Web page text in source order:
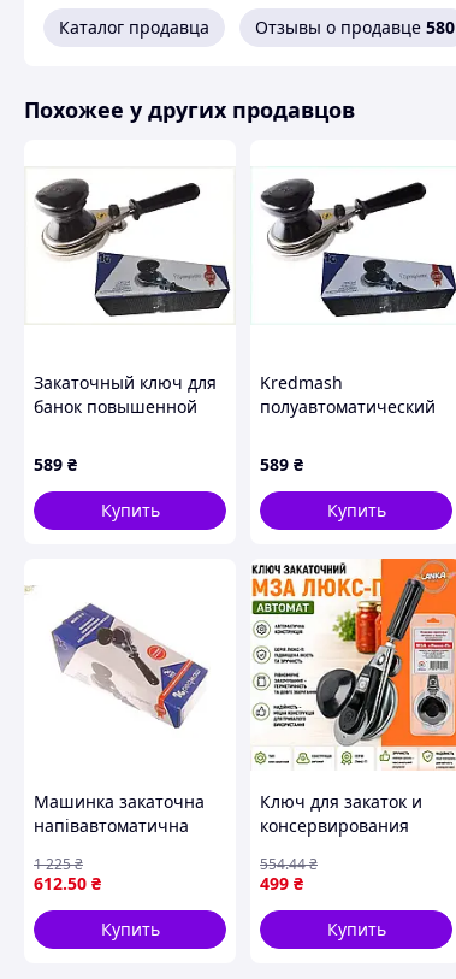
Каталог продавца Отзывы о продавце 580
Похожее у других продавцов
Закаточный ключ для
банок повышенной
58A0277A3X
589 ₴
Купить
Kredmash
полуавтоматический
крышек 58A02H773X
589 ₴
Купить
Машинка закаточна
напівавтоматична
консервації скляних
банок з якісним
гальванічним
покриттям
612.50 ₴
1 225₴
Купить
Ключ для закаток и
консервирования
автоматический
Продмаш Серия
"Люкс" Украина.
Оригинал от
499 ₴
554.44₴
Купить